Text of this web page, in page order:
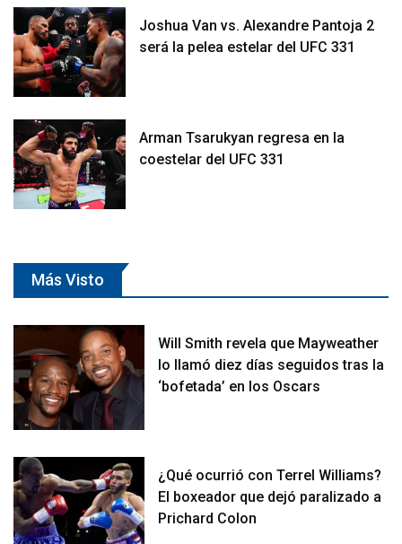
Joshua Van vs. Alexandre Pantoja 2
será la pelea estelar del UFC 331
Arman Tsarukyan regresa en la
coestelar del UFC 331
Más Visto
Will Smith revela que Mayweather
lo llamó diez días seguidos tras la
‘bofetada’ en los Oscars
¿Qué ocurrió con Terrel Williams?
El boxeador que dejó paralizado a
Prichard Colon